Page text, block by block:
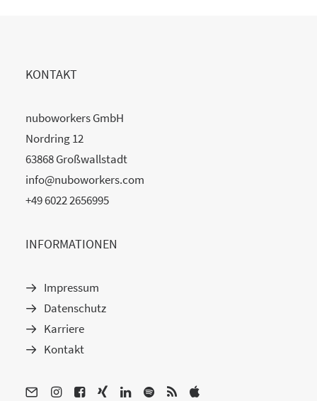
KONTAKT
nuboworkers GmbH
Nordring 12
63868 Großwallstadt
info@nuboworkers.com
+49 6022 2656995
INFORMATIONEN
Impressum
Datenschutz
Karriere
Kontakt